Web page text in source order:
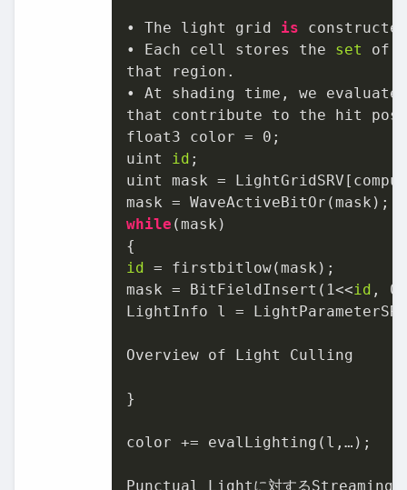
• The light grid is
• Each cell stores the set
of
that region.
• At shading time, we
that contribute to the hit
float3 color = 0 ;
uint id ;
uint mask =
while (mask)
id
= firstbitlow(mask);
mask = BitFieldInsert( 1<<id , 0
LightInfo l =
Overview of Light Culling
}
color += evalLighting(l,…);
Punctual Lightに対するStreaming RIS